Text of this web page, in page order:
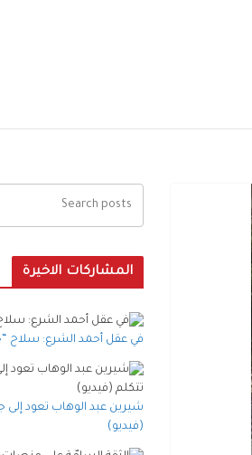
المشاركات الاخيرة
في عقل أحمد الشرع: سلاح
شيرين عبد الوهاب تعود إلى
(فيديو)